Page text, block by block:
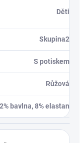
Děti
Skupina2
S potiskem
Růžová
bavlna, 8% elastan